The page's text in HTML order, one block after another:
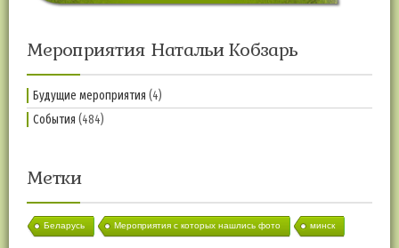
Мероприятия Натальи Кобзарь
Будущие мероприятия (4)
События (484)
Метки
Беларусь Мероприятия с которых нашлись фото минск